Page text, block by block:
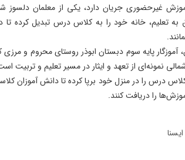
غیرحضوری جریان دارد، یکی از معلمان دلسوز
تعلیم، خانه خود را به کلاس درس تبدیل کرده تا
آموزگار پایه سوم دبستان ابوذر روستای محروم و مرزی
نمونه‌ای از تعهد و ایثار در مسیر تعلیم و تربیت
درس را در منزل خود برپا کرده تا دانش
را دریافت کنند.